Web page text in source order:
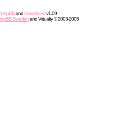
phpBBand NoseBleedv1.09
SwedenandVirtuality© 2003-2005